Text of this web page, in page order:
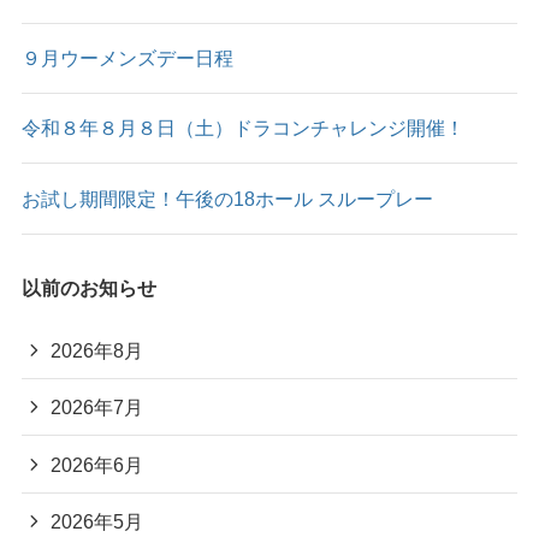
９月ウーメンズデー日程
令和８年８月８日（土）ドラコンチャレンジ開催！
お試し期間限定！午後の18ホール スループレー
以前のお知らせ
2026年8月
2026年7月
2026年6月
2026年5月